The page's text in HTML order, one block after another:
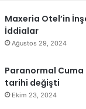
Maxeria Otel’in
İddialar
Ağustos 29, 2024
Paranormal
tarihi değişti
Ekim 23, 2024